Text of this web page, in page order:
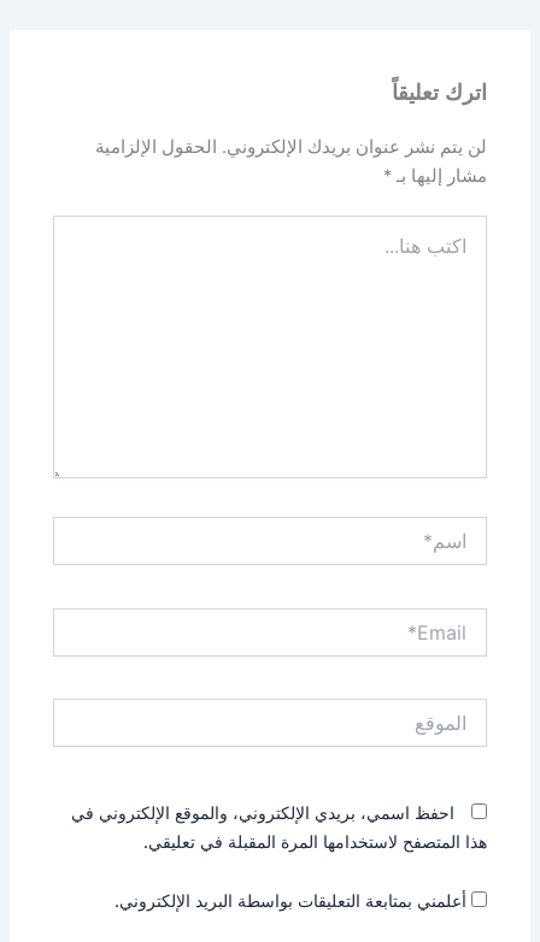
اترك تعليقاً
لن يتم نشر عنوان بريدك الإلكتروني. الحقول الإلزامية
مشار إليها بـ*
هنا...
احفظ اسمي، بريدي الإلكتروني، والموقع الإلكتروني في
هذا المتصفح لاستخدامها المرة المقبلة في تعليقي.
أعلمني بمتابعة التعليقات بواسطة البريد الإلكتروني.